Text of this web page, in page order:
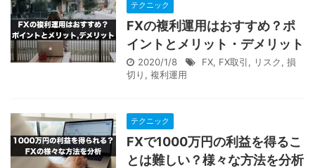
テクニック
FXの複利運用はおすすめ？ポ
イントとメリット・デメリット
2020/1/8 FX, FX取引, リスク, 損
切り , 複利運用
テクニック
FXで1000万円の利益を得るこ
とは難しい？様々な方法を分析